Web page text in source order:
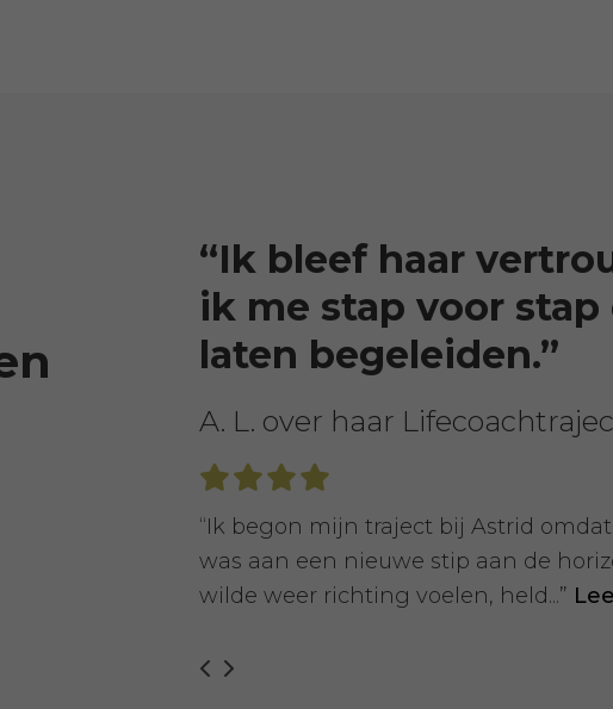
“Ik bleef haar
ik me stap voor stap
laten begeleiden.”
A. L. over haar
“Ik begon mijn traject bij Astrid
was aan een nieuwe stip aan de
wilde weer richting voelen, held...”